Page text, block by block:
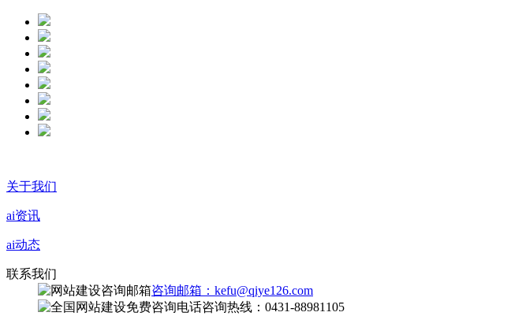
关于我们
ai资讯
ai动态
联系我们
咨询邮箱：kefu@qiye126.com
咨询热线：0431-88981105